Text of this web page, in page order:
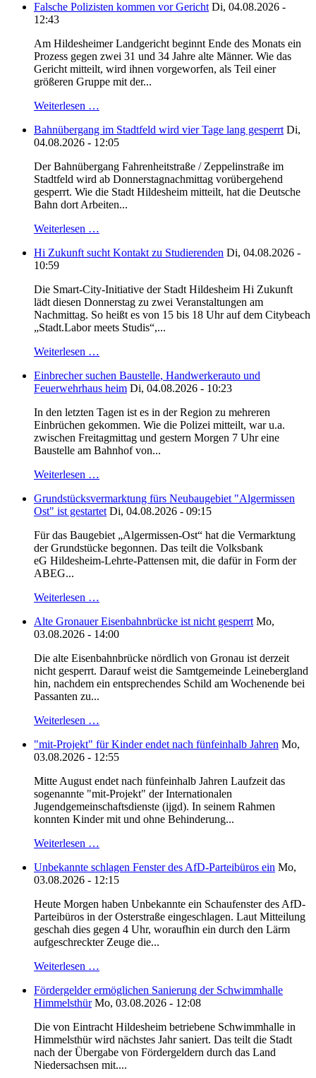
Falsche Polizisten kommen vor Gericht Di, 04.08.2026 -
12:43
Am Hildesheimer Landgericht beginnt Ende des Monats ein
Prozess gegen zwei 31 und 34 Jahre alte Männer. Wie das
Gericht mitteilt, wird ihnen vorgeworfen, als Teil einer
größeren Gruppe mit der...
Weiterlesen …
Bahnübergang im Stadtfeld wird vier Tage lang gesperrt Di,
04.08.2026 - 12:05
Der Bahnübergang Fahrenheitstraße / Zeppelinstraße im
Stadtfeld wird ab Donnerstagnachmittag vorübergehend
gesperrt. Wie die Stadt Hildesheim mitteilt, hat die Deutsche
Bahn dort Arbeiten...
Weiterlesen …
Hi Zukunft sucht Kontakt zu Studierenden Di, 04.08.2026 -
10:59
Die Smart-City-Initiative der Stadt Hildesheim Hi Zukunft
lädt diesen Donnerstag zu zwei Veranstaltungen am
Nachmittag. So heißt es von 15 bis 18 Uhr auf dem Citybeach
„Stadt.Labor meets Studis“,...
Weiterlesen …
Einbrecher suchen Baustelle, Handwerkerauto und
Feuerwehrhaus heim Di, 04.08.2026 - 10:23
In den letzten Tagen ist es in der Region zu mehreren
Einbrüchen gekommen. Wie die Polizei mitteilt, war u.a.
zwischen Freitagmittag und gestern Morgen 7 Uhr eine
Baustelle am Bahnhof von...
Weiterlesen …
Grundstücksvermarktung fürs Neubaugebiet "Algermissen
Ost" ist gestartet Di, 04.08.2026 - 09:15
Für das Baugebiet „Algermissen-Ost“ hat die Vermarktung
der Grundstücke begonnen. Das teilt die Volksbank
eG Hildesheim-Lehrte-Pattensen mit, die dafür in Form der
ABEG...
Weiterlesen …
Alte Gronauer Eisenbahnbrücke ist nicht gesperrt Mo,
03.08.2026 - 14:00
Die alte Eisenbahnbrücke nördlich von Gronau ist derzeit
nicht gesperrt. Darauf weist die Samtgemeinde Leinebergland
hin, nachdem ein entsprechendes Schild am Wochenende bei
Passanten zu...
Weiterlesen …
"mit-Projekt" für Kinder endet nach fünfeinhalb Jahren Mo,
03.08.2026 - 12:55
Mitte August endet nach fünfeinhalb Jahren Laufzeit das
sogenannte "mit-Projekt" der Internationalen
Jugendgemeinschaftsdienste (ijgd). In seinem Rahmen
konnten Kinder mit und ohne Behinderung...
Weiterlesen …
Unbekannte schlagen Fenster des AfD-Parteibüros ein Mo,
03.08.2026 - 12:15
Heute Morgen haben Unbekannte ein Schaufenster des AfD-
Parteibüros in der Osterstraße eingeschlagen. Laut Mitteilung
geschah dies gegen 4 Uhr, woraufhin ein durch den Lärm
aufgeschreckter Zeuge die...
Weiterlesen …
Fördergelder ermöglichen Sanierung der Schwimmhalle
Himmelsthür Mo, 03.08.2026 - 12:08
Die von Eintracht Hildesheim betriebene Schwimmhalle in
Himmelsthür wird nächstes Jahr saniert. Das teilt die Stadt
nach der Übergabe von Fördergeldern durch das Land
Niedersachsen mit....